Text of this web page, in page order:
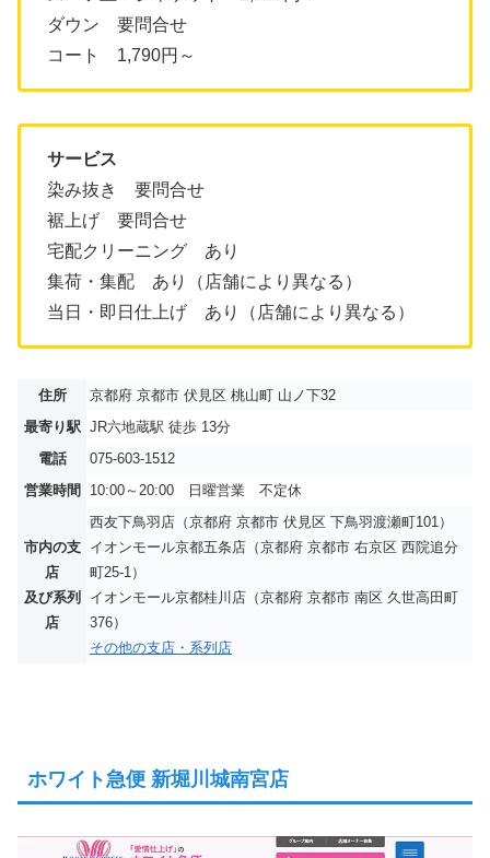
ダウン 要問合せ
コート 1,790円～
サービス
染み抜き 要問合せ
裾上げ 要問合せ
宅配クリーニング あり
集荷・集配 あり（店舗により異なる）
当日・即日仕上げ あり（店舗により異なる）
住所
京都府 京都市 伏見区 桃山町 山ノ下32
最寄り駅 JR六地蔵駅 徒歩 13分
電話
075-603-1512
営業時間
10:00～20:00 日曜営業 不定休
市内の支
店
及び系列
店
西友下鳥羽店（京都府 京都市 伏見区 下鳥羽渡瀬町101）
イオンモール京都五条店（京都府 京都市 右京区 西院追分
町25-1）
イオンモール京都桂川店（京都府 京都市 南区 久世高田町
376）
その他の支店・系列店
ホワイト急便 新堀川城南宮店